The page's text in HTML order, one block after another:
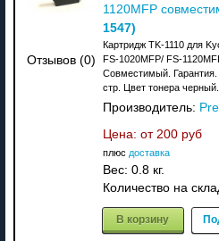
Отзывов (0)
1120MFP
1547)
Картридж TK-1110 для
FS-1020MFP/ FS-
Совместимый. Гарантия.
стр. Цвет тонера черный.
Производитель:
Цена: от 200 руб
плюс доставка
Вес: 0.8 кг.
Количество на
В корзину